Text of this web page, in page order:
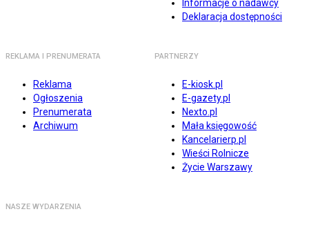
Informacje o nadawcy
Deklaracja dostępności
REKLAMA I PRENUMERATA
Reklama
Ogłoszenia
Prenumerata
Archiwum
PARTNERZY
E-kiosk.pl
E-gazety.pl
Nexto.pl
Mała księgowość
Kancelarierp.pl
Wieści Rolnicze
Życie Warszawy
NASZE WYDARZENIA